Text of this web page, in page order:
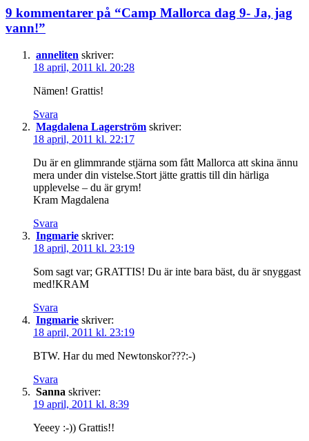
9 kommentarer på “Camp Mallorca dag 9- Ja, jag
vann!”
anneliten skriver:
18 april, 2011 kl. 20:28
Nämen! Grattis!
Svara
Magdalena Lagerström skriver:
18 april, 2011 kl. 22:17
Du är en glimmrande stjärna som fått Mallorca att skina ännu
mera under din vistelse.Stort jätte grattis till din härliga
upplevelse – du är grym!
Kram Magdalena
Svara
Ingmarie skriver:
18 april, 2011 kl. 23:19
Som sagt var; GRATTIS! Du är inte bara bäst, du är snyggast
med!KRAM
Svara
Ingmarie skriver:
18 april, 2011 kl. 23:19
BTW. Har du med Newtonskor???:-)
Svara
Sanna skriver:
19 april, 2011 kl. 8:39
Yeeey :-)) Grattis!!